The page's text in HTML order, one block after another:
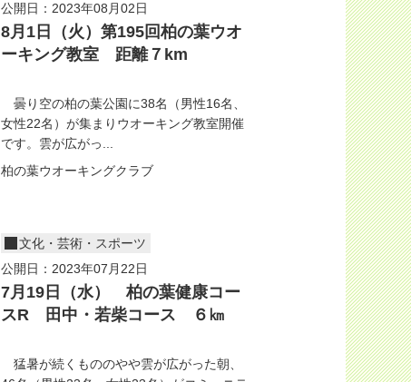
公開日：2023年08月02日
8月1日（火）第195回柏の葉ウオ
ーキング教室 距離７km
曇り空の柏の葉公園に38名（男性16名、
女性22名）が集まりウオーキング教室開催
です。雲が広がっ...
柏の葉ウオーキングクラブ
文化・芸術・スポーツ
公開日：2023年07月22日
7月19日（水） 柏の葉健康コー
スR 田中・若柴コース ６㎞
猛暑が続くもののやや雲が広がった朝、